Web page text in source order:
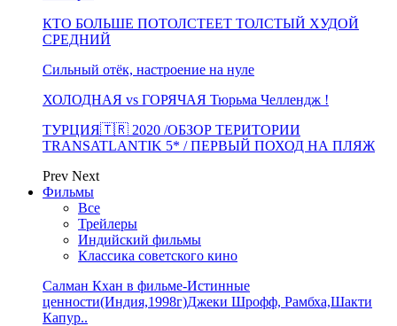
КТО БОЛЬШЕ ПОТОЛСТЕЕТ ТОЛСТЫЙ ХУДОЙ
СРЕДНИЙ
Сильный отёк, настроение на нуле
ХОЛОДНАЯ vs ГОРЯЧАЯ Тюрьма Челлендж !
ТУРЦИЯ🇹🇷 2020 /ОБЗОР ТЕРИТОРИИ
TRANSATLANTIK 5* / ПЕРВЫЙ ПОХОД НА ПЛЯЖ
Prev Next
Фильмы
Все
Трейлеры
Индийский фильмы
Классика советского кино
Салман Кхан в фильме-Истинные
ценности(Индия,1998г)Джеки Шрофф, Рамбха,Шакти
Капур..